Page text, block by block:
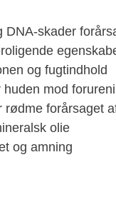
skader
og fugtindhold
mod
rødme forårsaget
olie
og amning